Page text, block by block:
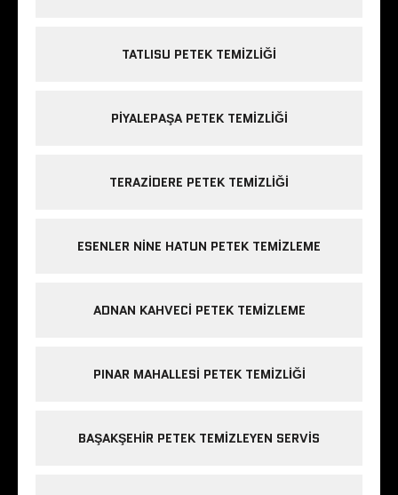
TATLISU PETEK TEMIZLIĞI
PIYALEPAŞA PETEK TEMIZLIĞI
TERAZIDERE PETEK TEMIZLIĞI
ESENLER NINE HATUN PETEK TEMIZLEME
ADNAN KAHVECI PETEK TEMIZLEME
PINAR MAHALLESI PETEK TEMIZLIĞI
BAŞAKŞEHIR PETEK TEMIZLEYEN SERVIS